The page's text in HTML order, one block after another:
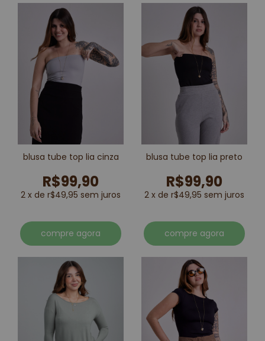
blusa tube top lia cinza
R$99,90
2 x de r$49,95 sem juros
compre agora
blusa tube top lia preto
R$99,90
2 x de r$49,95 sem juros
compre agora